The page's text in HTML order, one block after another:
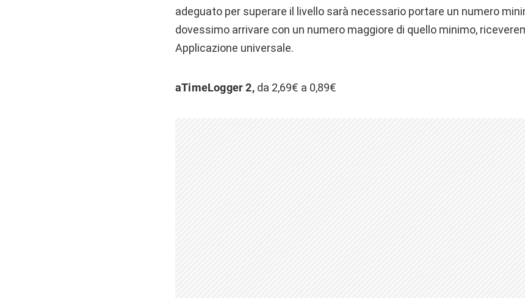
adeguato per superare il livello sarà necessario portare un numero
dovessimo arrivare con un numero maggiore di quello minimo,
Applicazione universale.
aTimeLogger 2, da 2,69€ a 0,89€